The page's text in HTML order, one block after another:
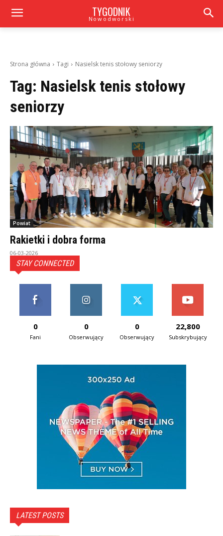
TYGODNIK
Nowodworski
Strona główna Tagi Nasielsk tenis stołowy seniorzy
Tag: Nasielsk tenis stołowy
seniorzy
Powiat
Rakietki i dobra forma
06-03-2026
STAY CONNECTED
0
Fani
0
Obserwujący
0
Obserwujący
22,800
Subskrybujący
LATEST POSTS